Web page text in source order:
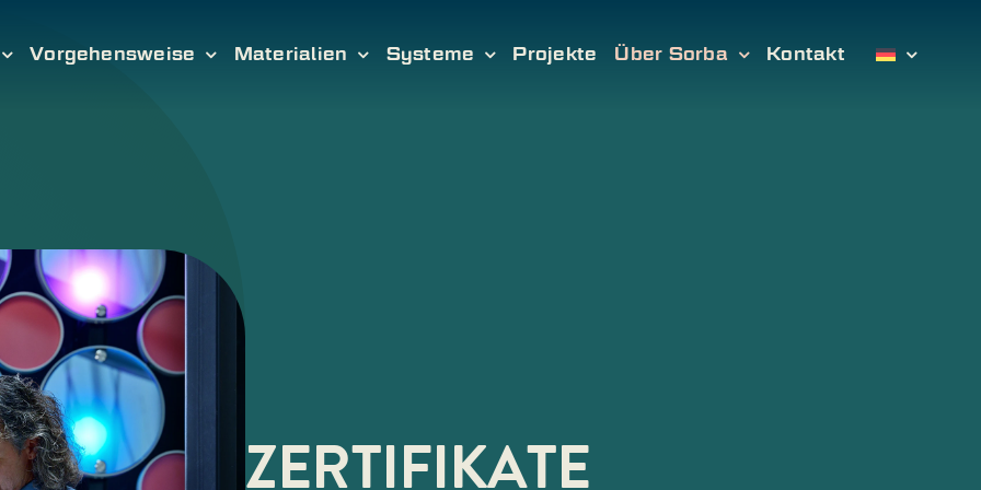
Vorgehensweise Materialien Systeme Projekte Über Sorba Kontakt
ZERTIFIKATE